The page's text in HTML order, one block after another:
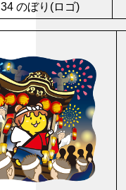
34 のぼり(ロゴ)